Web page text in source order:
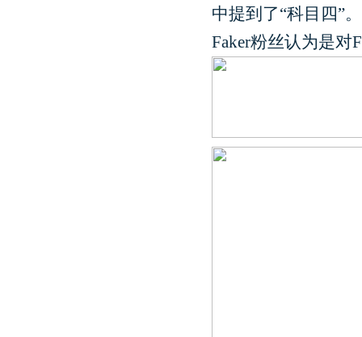
中提到了“科目四”
Faker粉丝认为是对